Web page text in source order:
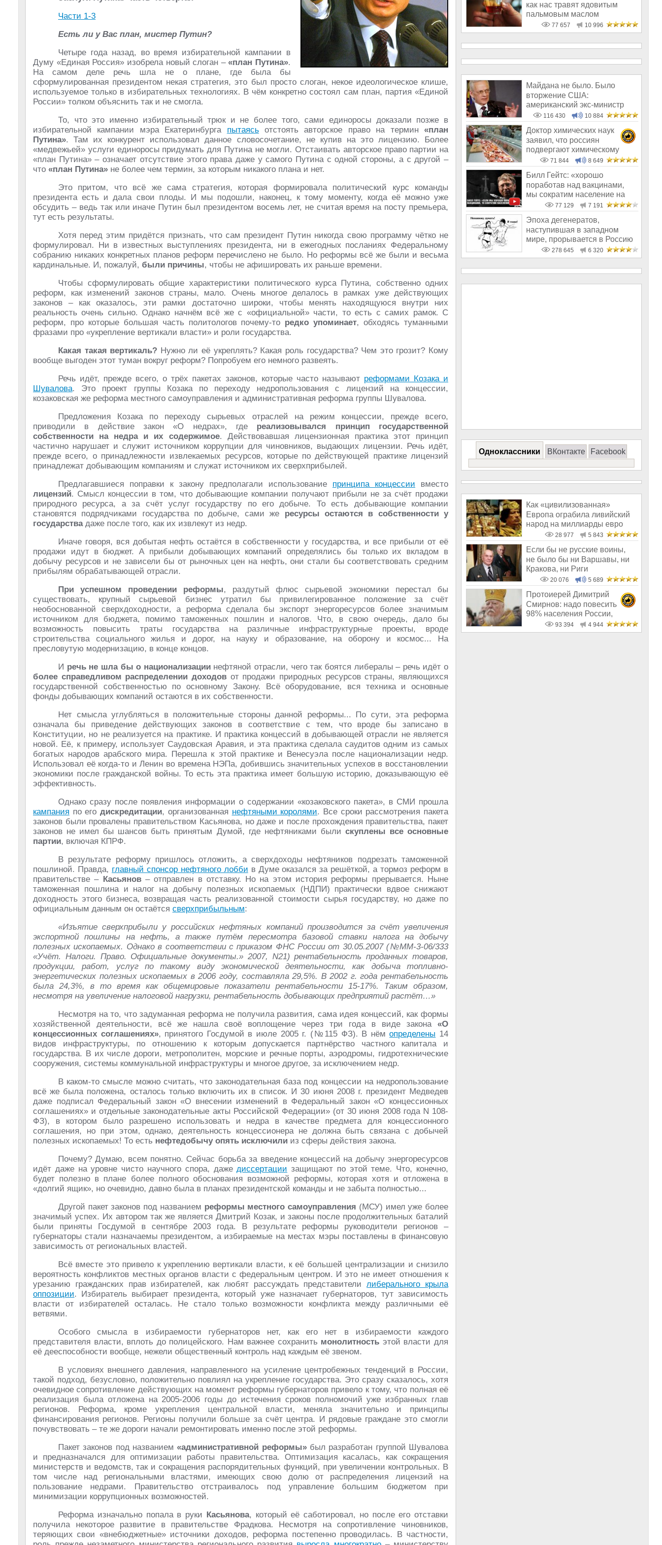
Части 1-3
Есть ли у Вас план, мистер Путин?
Четыре года назад, во время избирательной кампании в
Думу «Единая Россия» изобрела новый слоган –«план Путина».
На самом деле речь шла не о плане, где была бы
сформулированная президентом некая стратегия, это был просто слоган, некое идеологическое клише,
используемое только в избирательных технологиях. В чём конкретно состоял сам план, партия «Единой
России» толком объяснить так и не смогла.
То, что это именно избирательный трюк и не более того, сами единоросы доказали позже в
избирательной кампании мэра Екатеринбурга пытаясьотстоять авторское право на термин«план
Путина». Там их конкурент использовал данное словосочетание, не купив на это лицензию. Более
«медвежьей» услуги единоросы придумать для Путина не могли. Отстаивать авторское право партии на
«план Путина» – означает отсутствие этого права даже у самого Путина с одной стороны, а с другой –
что «план Путина» не более чем термин, за которым никакого плана и нет.
Это притом, что всё же сама стратегия, которая формировала политический курс команды
президента есть и дала свои плоды. И мы подошли, наконец, к тому моменту, когда её можно уже
обсудить – ведь так или иначе Путин был президентом восемь лет, не считая время на посту премьера,
тут есть результаты.
Хотя перед этим придётся признать, что сам президент Путин никогда свою программу чётко не
формулировал. Ни в известных выступлениях президента, ни в ежегодных посланиях Федеральному
собранию никаких конкретных планов реформ перечислено не было. Но реформы всё же были и весьма
кардинальные. И, пожалуй, были причины, чтобы не афишировать их раньше времени.
Чтобы сформулировать общие характеристики политического курса Путина, собственно одних
реформ, как изменений законов страны, мало. Очень многое делалось в рамках уже действующих
законов – как оказалось, эти рамки достаточно широки, чтобы менять находящуюся внутри них
реальность очень сильно. Однако начнём всё же с «официальной» части, то есть с самих рамок. С
реформ, про которые большая часть политологов почему-то редко упоминает, обходясь туманными
фразами про «укрепление вертикали власти» и роли государства.
Какая такая вертикаль? Нужно ли её укреплять? Какая роль государства? Чем это грозит? Кому
вообще выгоден этот туман вокруг реформ? Попробуем его немного развеять.
Речь идёт, прежде всего, о трёх пакетах законов, которые часто называют реформами Козака и
Шувалова. Это проект группы Козака по переходу недропользования с лицензий на концессии,
козаковская же реформа местного самоуправления и административная реформа группы Шувалова.
Предложения Козака по переходу сырьевых отраслей на режим концессии, прежде всего,
приводили в действие закон «О недрах», где реализовывался принцип государственной
собственности на недра и их содержимое. Действовавшая лицензионная практика этот принцип
частично нарушает и служит источником коррупции для чиновников, выдающих лицензии. Речь идёт,
прежде всего, о принадлежности извлекаемых ресурсов, которые по действующей практике лицензий
принадлежат добывающим компаниям и служат источником их сверхприбылей.
Предлагавшиеся поправки к закону предполагали использование принципа концессии вместо
лицензий. Смысл концессии в том, что добывающие компании получают прибыли не за счёт продажи
природного ресурса, а за счёт услуг государству по его добыче. То есть добывающие компании
становятся подрядчиками государства по добыче, сами же ресурсы остаются в собственности у
государствадаже после того, как их извлекут из недр.
Иначе говоря, вся добытая нефть остаётся в собственности у государства, и все прибыли от её
продажи идут в бюджет. А прибыли добывающих компаний определялись бы только их вкладом в
добычу ресурсов и не зависели бы от рыночных цен на нефть, они стали бы соответствовать средним
прибылям обрабатывающей отрасли.
При успешном проведении реформы, раздутый флюс сырьевой экономики перестал бы
существовать, крупный сырьевой бизнес утратил бы привилегированное положение за счёт
необоснованной сверхдоходности, а реформа сделала бы экспорт энергоресурсов более значимым
источником для бюджета, помимо таможенных пошлин и налогов. Что, в свою очередь, дало бы
возможность повысить траты государства на различные инфраструктурные проекты, вроде
строительства социального жилья и дорог, на науку и образование, на оборону и космос... На
пресловутую модернизацию, в конце концов.
И речь не шла бы о национализациинефтяной отрасли, чего так боятся либералы – речь идёт о
более справедливом распределении доходов от продажи природных ресурсов страны, являющихся
государственной собственностью по основному Закону. Всё оборудование, вся техника и основные
фонды добывающих компаний остаются в их собственности.
Нет смысла углубляться в положительные стороны данной реформы... По сути, эта реформа
означала бы приведение действующих законов в соответствие с тем, что вроде бы записано в
Конституции, но не реализуется на практике. И практика концессий в добывающей отрасли не является
новой. Её, к примеру, использует Саудовская Аравия, и эта практика сделала саудитов одним из самых
богатых народов арабского мира. Перешла к этой практике и Венесуэла после национализации недр.
Использовал её когда-то и Ленин во времена НЭПа, добившись значительных успехов в восстановлении
экономики после гражданской войны. То есть эта практика имеет большую историю, доказывающую её
эффективность.
Однако сразу после появления информации о содержании «козаковского пакета», в СМИ прошла
кампания по егодискредитации, организованная нефтяными королями. Все сроки рассмотрения пакета
законов были провалены правительством Касьянова, но даже и после прохождения правительства, пакет
законов не имел бы шансов быть принятым Думой, где нефтяниками были скуплены все основные
партии, включая КПРФ.
В результате реформу пришлось отложить, а сверхдоходы нефтяников подрезать таможенной
пошлиной. Правда, главный спонсор нефтяного лобби в Думе оказался за решёткой, а тормоз реформ в
правительстве – Касьянов– отправлен в отставку. Но на этом история реформы прерывается. Ныне
таможенная пошлина и налог на добычу полезных ископаемых (НДПИ) практически вдвое снижают
доходность этого бизнеса, возвращая часть реализованной стоимости сырья государству, но даже по
официальным данным он остаётся сверхприбыльным:
«Изъятие сверхприбыли у российских нефтяных компаний производится за счёт увеличения
экспортной пошлины на нефть, а также путём пересмотра базовой ставки налога на добычу
полезных ископаемых. Однако в соответствии с приказом ФНС России от 30.05.2007 (№ММ-3-06/333
«Учёт. Налоги. Право. Официальные документы.» 2007, N21) рентабельность проданных товаров,
продукции, работ, услуг по такому виду экономической деятельности, как добыча топливно-
энергетических полезных ископаемых в 2006 году, составляла 29,5%. В 2002 г. года рентабельность
была 24,3%, в то время как общемировые показатели рентабельности 15-17%. Таким образом,
несмотря на увеличение налоговой нагрузки, рентабельность добывающих предприятий растёт…»
Несмотря на то, что задуманная реформа не получила развития, сама идея концессий, как формы
хозяйственной деятельности, всё же нашла своё воплощение через три года в виде закона «О
концессионных соглашениях», принятого Госдумой в июле 2005 г. (№115 ФЗ). В нёмопределены 14
видов инфраструктуры, по отношению к которым допускается партнёрство частного капитала и
государства. В их числе дороги, метрополитен, морские и речные порты, аэродромы, гидротехнические
сооружения, системы коммунальной инфраструктуры и многое другое, за исключением недр.
В каком-то смысле можно считать, что законодательная база под концессии на недропользование
всё же была положена, осталось только включить их в список. И 30 июня 2008 г. президент Медведев
даже подписал Федеральный закон «О внесении изменений в Федеральный закон «О концессионных
соглашениях» и отдельные законодательные акты Российской Федерации» (от 30 июня 2008 года N 108-
ФЗ), в котором было разрешено использовать и недра в качестве предмета для концессионного
соглашения, но при этом, однако, деятельность концессионера не должна быть связана с добычей
полезных ископаемых! То есть нефтедобычу опять исключили из сферы действия закона.
Почему? Думаю, всем понятно. Сейчас борьба за введение концессий на добычу энергоресурсов
идёт даже на уровне чисто научного спора, дажедиссертации защищают по этой теме. Что, конечно,
будет полезно в плане более полного обоснования возможной реформы, которая хотя и отложена в
«долгий ящик», но очевидно, давно была в планах президентской команды и не забыта полностью...
Другой пакет законов под названием реформы местного самоуправления (МСУ) имел уже более
значимый успех. Их автором так же является Дмитрий Козак, и законы после продолжительных баталий
были приняты Госдумой в сентябре 2003 года. В результате реформы руководители регионов –
губернаторы стали назначаемы президентом, а избираемые на местах мэры поставлены в финансовую
зависимость от региональных властей.
Всё вместе это привело к укреплению вертикали власти, к её большей централизации и снизило
вероятность конфликтов местных органов власти с федеральным центром. И это не имеет отношения к
урезанию гражданских прав избирателей, как любят рассуждать представителилиберального крыла
оппозиции. Избиратель выбирает президента, который уже назначает губернаторов, тут зависимость
власти от избирателей осталась. Не стало только возможности конфликта между различными её
ветвями.
Особого смысла в избираемости губернаторов нет, как его нет в избираемости каждого
представителя власти, вплоть до полицейского. Нам важнее сохранить монолитность этой власти для
её дееспособности вообще, нежели общественный контроль над каждым её звеном.
В условиях внешнего давления, направленного на усиление центробежных тенденций в России,
такой подход, безусловно, положительно повлиял на укрепление государства. Это сразу сказалось, хотя
очевидное сопротивление действующих на момент реформы губернаторов привело к тому, что полная её
реализация была отложена на 2005-2006 годы до истечения сроков полномочий уже избранных глав
регионов. Реформа, кроме укрепления центральной власти, меняла значительно и принципы
финансирования регионов. Регионы получили больше за счёт центра. И рядовые граждане это смогли
почувствовать – те же дороги начали ремонтировать именно после этой реформы.
Пакет законов под названием«административной реформы»был разработан группой Шувалова
и предназначался для оптимизации работы правительства. Оптимизация касалась, как сокращения
министерств и ведомств, так и сокращения распорядительных функций, при увеличении контрольных. В
том числе над региональными властями, имеющих свою долю от распределения лицензий на
пользование недрами. Правительство отстраивалось под управление большим бюджетом при
минимизации коррупционных возможностей.
Реформа изначально попала в руки Касьянова, который её саботировал, но после его отставки
получила некоторое развитие в правительстве Фрадкова. Несмотря на сопротивление чиновников,
теряющих свои «внебюджетные» источники доходов, реформа постепенно проводилась. В частности,
как нас травят ядовитым
пальмовым маслом
77 657 10 996
Майдана не было. Было
вторжение США:
американский экс-министр
написал открытое пись
116 430 10 884
Доктор химических наук
заявил, что россиян
подвергают химическому
геноциду71 844 8 649
Билл Гейтс: «хорошо
поработав над вакцинами,
мы сократим население на
10-15%»77 129 7 191
Эпоха дегенератов,
наступившая в западном
мире, прорывается в Россию
278 645 6 320
Одноклассники ВКонтакте Facebook
Как «цивилизованная»
Европа ограбила ливийский
народ на миллиарды евро
28 977 5 843
Если бы не русские воины,
не было бы ни Варшавы, ни
Кракова, ни Риги
20 076 5 689
Протоиерей Димитрий
Смирнов: надо повесить
98% населения России,
чтобы восторжество
93 394 4 944